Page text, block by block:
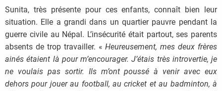
Sunita, très présente pour ces enfants, connaît bien leur
situation. Elle a grandi dans un quartier pauvre pendant la
guerre civile au Népal. L’insécurité était partout, ses parents
absents de trop travailler. « Heureusement, mes deux frères
ainés étaient là pour m’encourager. J’étais très introvertie, je
ne voulais pas sortir. Ils m’ont poussé à venir avec eux
dehors pour jouer au football, au cricket et au badminton, à